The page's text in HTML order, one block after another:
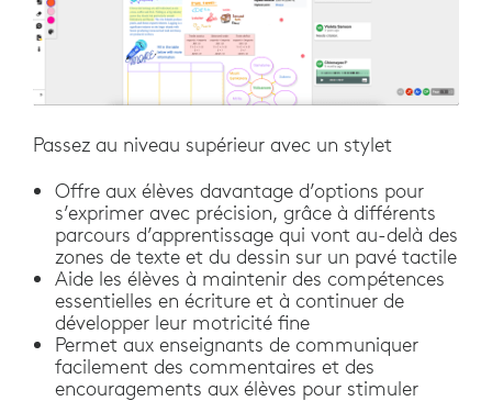
Passez au niveau supérieur avec un stylet
Offre aux élèves davantage d’options pour
s’exprimer avec précision, grâce à différents
parcours d’apprentissage qui vont au-delà des
zones de texte et du dessin sur un pavé tactile
Aide les élèves à maintenir des compétences
essentielles en écriture et à continuer de
développer leur motricité fine
Permet aux enseignants de communiquer
facilement des commentaires et des
encouragements aux élèves pour stimuler